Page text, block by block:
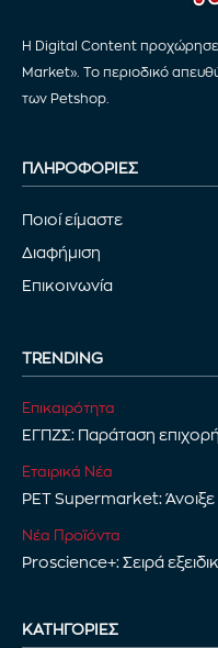
Η Digital Content προχώρησε
Market». Το περιοδικό
των Petshop.
ΠΛΗΡΟΦΟΡΙΕΣ
Ποιοί είμαστε
Διαφήμιση
Επικοινωνία
TRENDING
Επικαιρότητα
ΕΓΠΖΣ: Παράταση
Εταιρικά Νέα
PET Supermarket:
Νέα Προϊόντα
Proscience+: Σειρά
ΚΑΤΗΓΟΡΊΕΣ